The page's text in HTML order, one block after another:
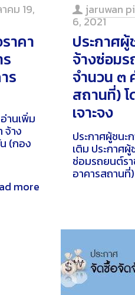
คม 19,
าคา
ร
อ่านเพิ่ม
จ้าง
(กอง
more
jaruwan
6, 2021
ประกาศผู้
จ้างซ่อม
จำนวน ๓
สถานที่) โ
เจาะจง
ประกาศผู้ชนะ
เติม ประกาศผู้
ซ่อมรถยนต์ร
อาคารสถานที่)